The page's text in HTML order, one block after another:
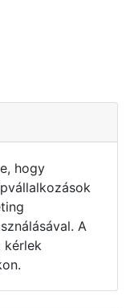
hogy
A
kérlek